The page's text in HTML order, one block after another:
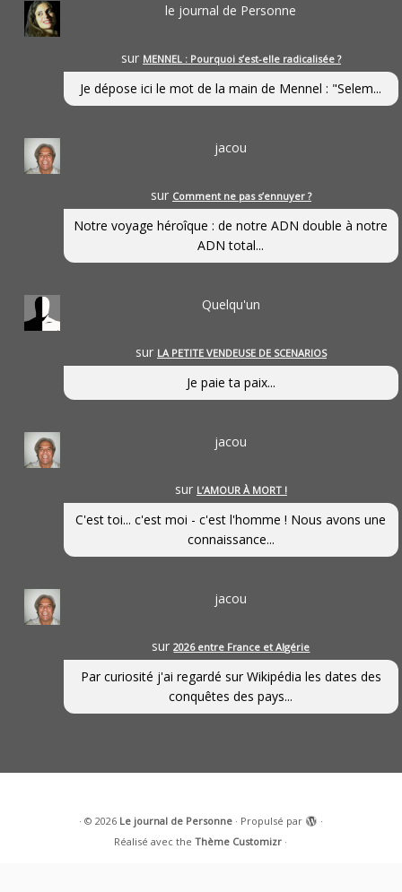
le journal de Personne
sur MENNEL : Pourquoi s’est-elle radicalisée ?
Je dépose ici le mot de la main de Mennel : "Selem...
jacou
sur Comment ne pas s’ennuyer ?
Notre voyage héroîque : de notre ADN double à notre
ADN total...
Quelqu'un
sur LA PETITE VENDEUSE DE SCENARIOS
Je paie ta paix...
jacou
sur L’AMOUR À MORT !
C'est toi... c'est moi - c'est l'homme ! Nous avons une
connaissance...
jacou
sur2026 entre France et Algérie
Par curiosité j'ai regardé sur Wikipédia les dates des
conquêtes des pays...
· © 2026 Le journal de Personne· Propulsé par
·
Réalisé avec theThème Customizr ·